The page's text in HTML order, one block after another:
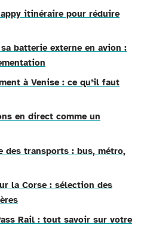
itinéraire pour réduire
batterie externe en avion :
à Venise : ce qu’il faut
en direct comme un
des transports : bus, métro,
la Corse : sélection des
Rail : tout savoir sur votre